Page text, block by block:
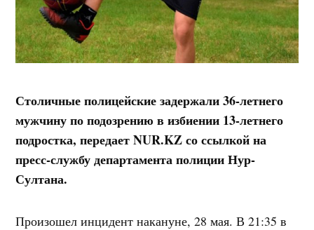
Столичные полицейские задержали 36-летнего
мужчину по подозрению в избиении 13-летнего
подростка, передает NUR.KZсо ссылкой на
пресс-службу департамента полиции Нур-
Султана.
Произошел инцидент накануне, 28 мая. В 21:35 в